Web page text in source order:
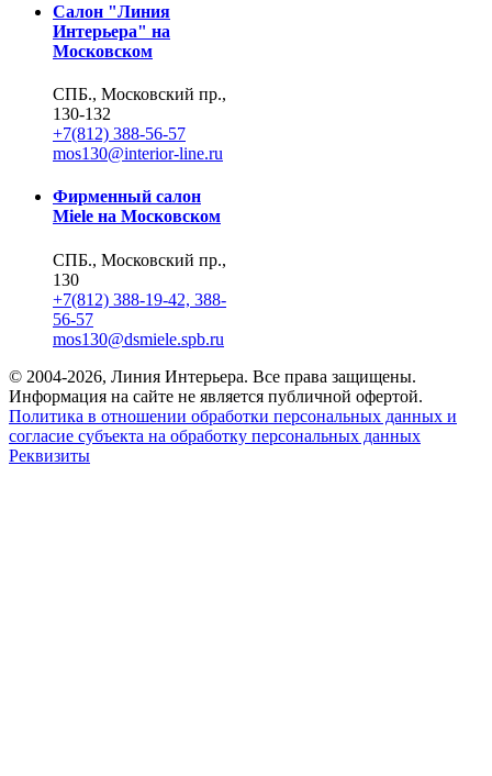
Салон "Линия
Интерьера" на
Московском
СПБ., Московский пр.,
130-132
+7(812) 388-56-57
mos130@interior-line.ru
Фирменный салон
Miele на Московском
СПБ., Московский пр.,
130
+7(812) 388-19-42, 388-
56-57
mos130@dsmiele.spb.ru
© 2004-2026, Линия Интерьера. Все права защищены.
Информация на сайте не является публичной офертой.
Политика в отношении обработки персональных данных и
согласие субъекта на обработку персональных данных
Реквизиты